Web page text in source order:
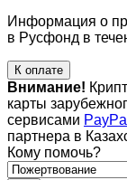
Информация о
в Русфонд в
К оплате
Внимание!
карты
сервисами PayPal
партнера в
Кому помочь?